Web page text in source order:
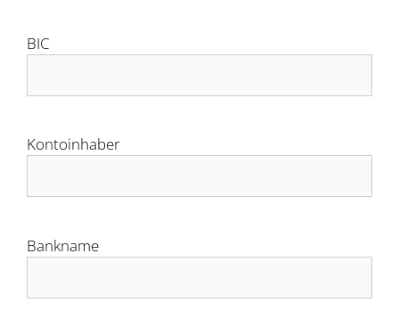
BIC
Kontoinhaber
Bankname